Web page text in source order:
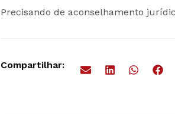
Precisando de aconselhamento
Compartilhar: